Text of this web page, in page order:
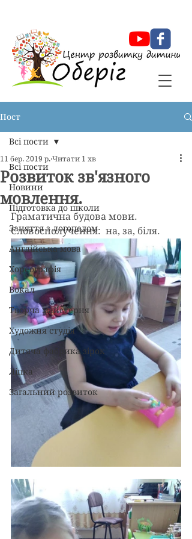
Пост
Всі пости
Новини
Підготовка до школи
Заняття з логопедом
Англійська мова
Хореографія
Вокал
Творча майстерня
Художня студія
Дитяча фабрика зірок
Ліпка
Загальний розвиток
Всі пости
Розвиток зв'язного
мовлення.
11 бер. 2019 р. Читати 1 хв
Граматична будова мови.
Словосполучення:  на, за, біля.